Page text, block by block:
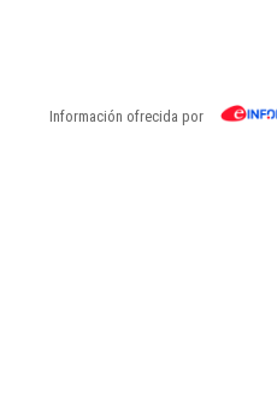
Información ofrecida por